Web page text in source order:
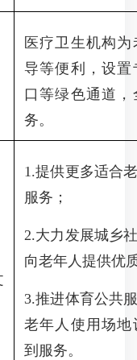
医疗卫生机构
导等便利，设
口等绿色通道
务。
1.提供更多适合
服务；
2.大力发展城乡
向老年人提供优
3.推进体育公共
老年人使用场
到服务。